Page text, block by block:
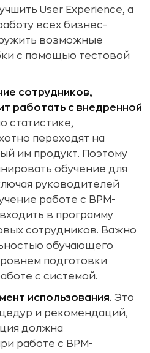
User Experience, а
всех бизнес-
возможные
с помощью тестовой
сотрудников,
работать с внедренной
статистике,
переходят на
им продукт. Поэтому
обучение для
руководителей
работе с BPM-
в программу
сотрудников. Важно
обучающего
подготовки
с системой.
использования. Это
и рекомендаций,
должна
работе с BPM-